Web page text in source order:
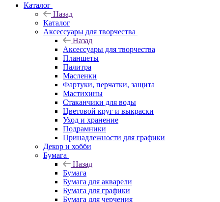
Каталог
Назад
Каталог
Аксессуары для творчества
Назад
Аксессуары для творчества
Планшеты
Палитра
Масленки
Фартуки, перчатки, защита
Мастихины
Стаканчики для воды
Цветовой круг и выкраски
Уход и хранение
Подрамники
Принадлежности для графики
Декор и хобби
Бумага
Назад
Бумага
Бумага для акварели
Бумага для графики
Бумага для черчения